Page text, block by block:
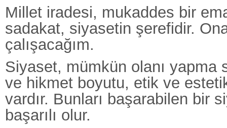
Millet iradesi, mukaddes bir
sadakat, siyasetin şerefidir.
çalışacağım.
Siyaset, mümkün olanı yapma
ve hikmet boyutu, etik ve
vardır. Bunları başarabilen bir
başarılı olur.